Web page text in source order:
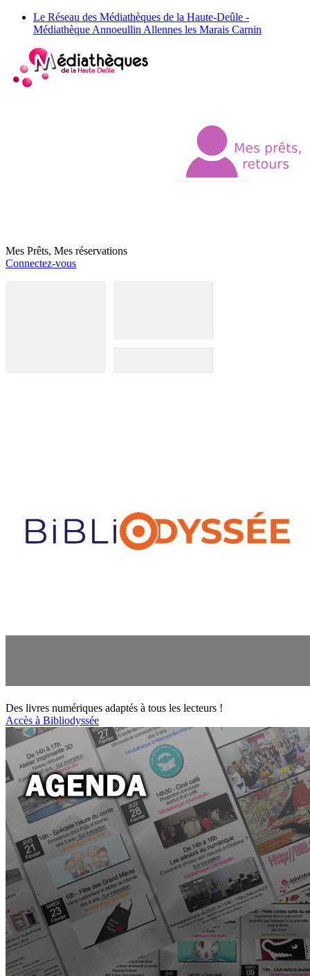
Le Réseau des Médiathèques de la Haute-Deûle -
Médiathèque Annoeullin Allennes les Marais Carnin
Mes Prêts, Mes réservations
Connectez-vous
Des livres numériques adaptés à tous les lecteurs !
Accès à Bibliodyssée